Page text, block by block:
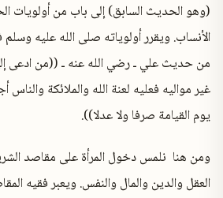
(وهو الحديث السابق) إلى باب من أولويات
الأنساب. ويقرر أولوياته صلى الله عليه وسلم
من حديث علي ـ رضي الله عنه ـ((من ادعى
غير مواليه فعليه لعنة الله والملائكة والناس
يوم القيامة صرفا ولا عدلا)).
ومن هنا نلمس دخول المرأة على مقاصد
العقل والدين والمال والنفس. ويعبر فقيه